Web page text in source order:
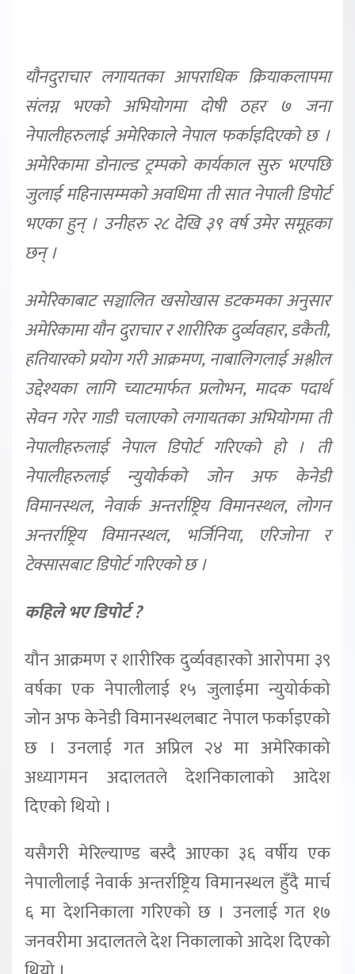
यौनदुराचार लगायतका आपराधिक क्रियाकलापमा
संलग्न भएको अभियोगमा दोषी ठहर ७ जना
नेपालीहरुलाई अमेरिकाले नेपाल फर्काइदिएको छ ।
अमेरिकामा डोनाल्ड ट्रम्पको कार्यकाल सुरु भएपछि
जुलाई महिनासम्मको अवधिमा ती सात नेपाली डिपोर्ट
भएका हुन् । उनीहरु २८ देखि ३९ वर्ष उमेर समूहका
छन् ।
अमेरिकाबाट सञ्चालित खसोखास डटकमका अनुसार
अमेरिकामा यौन दुराचार र शारीरिक दुर्व्यवहार, डकैती,
हतियारको प्रयोग गरी आक्रमण, नाबालिगलाई अश्लील
उद्देश्यका लागि च्याटमार्फत प्रलोभन, मादक पदार्थ
सेवन गरेर गाडी चलाएको लगायतका अभियोगमा ती
नेपालीहरुलाई नेपाल डिपोर्ट गरिएको हो । ती
नेपालीहरुलाई न्युयोर्कको जोन अफ केनेडी
विमानस्थल, नेवार्क अन्तर्राष्ट्रिय विमानस्थल, लोगन
अन्तर्राष्ट्रिय विमानस्थल, भर्जिनिया, एरिजोना र
टेक्सासबाट डिपोर्ट गरिएको छ ।
कहिले भए डिपोर्ट ?
यौन आक्रमण र शारीरिक दुर्व्यवहारको आरोपमा ३९
वर्षका एक नेपालीलाई १५ जुलाईमा न्युयोर्कको
जोन अफ केनेडी विमानस्थलबाट नेपाल फर्काइएको
छ । उनलाई गत अप्रिल २४ मा अमेरिकाको
अध्यागमन अदालतले देशनिकालाको आदेश
दिएको थियो ।
यसैगरी मेरिल्याण्ड बस्दै आएका ३६ वर्षीय एक
नेपालीलाई नेवार्क अन्तर्राष्ट्रिय विमानस्थल हुँदै मार्च
६ मा देशनिकाला गरिएको छ । उनलाई गत १७
जनवरीमा अदालतले देश निकालाको आदेश दिएको